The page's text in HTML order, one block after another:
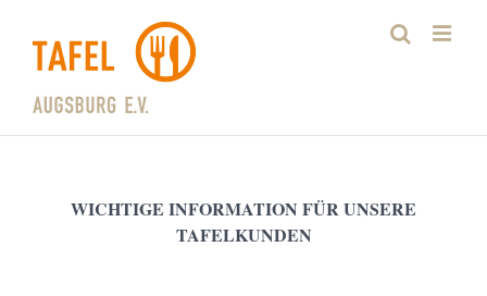
Inhalt
springen
WICHTIGE INFORMATION FÜR UNSERE
TAFELKUNDEN